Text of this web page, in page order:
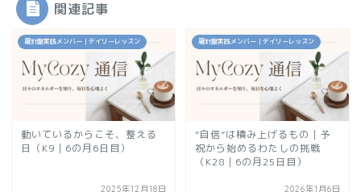
関連記事
羅針盤実践メンバー｜デイリーレッスン
動いているからこそ、整える
日（K9｜6の月6日目）
2025年12月18日
羅針盤実践メンバー｜デイリーレッスン
“自信”は積み上げるもの｜予
祝から始めるわたしの挑戦
（K28｜6の月25日目）
2026年1月6日